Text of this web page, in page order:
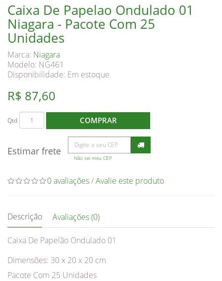
Caixa De Papelao Ondulado 01
Niagara - Pacote Com 25
Unidades
Marca: Niagara
Modelo: NG461
Disponibilidade: Em estoque
R$ 87,60
Qtd COMPRAR
Estimar frete
Não sei meu CEP
0 avaliações/Avalie este produto
Descrição Avaliações (0)
Caixa De Papelão Ondulado 01
Dimensões: 30 x 20 x 20 cm
Pacote Com 25 Unidades